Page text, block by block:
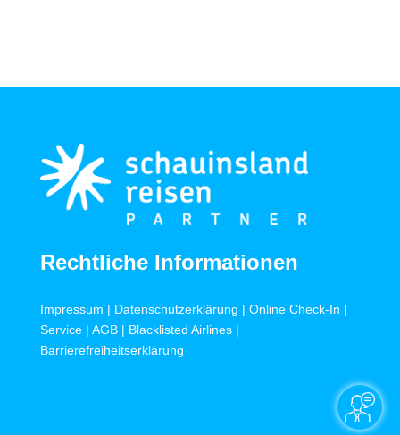
Rechtliche Informationen
Impressum | Datenschutzerklärung | Online Check-In |
Service| AGB| Blacklisted Airlines|
Barrierefreiheitserklärung